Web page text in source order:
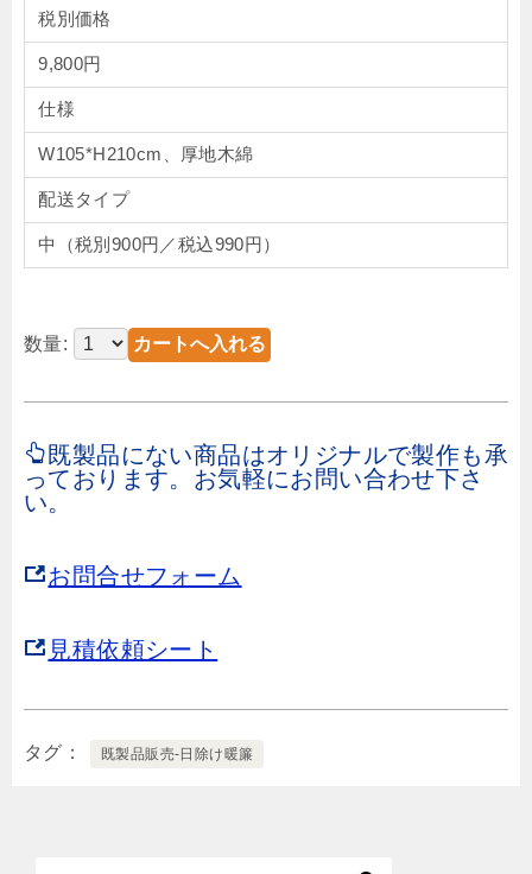
税別価格
9,800円
仕様
W105*H210cm、厚地木綿
配送タイプ
中（税別900円／税込990円）
数量:
既製品にない商品はオリジナルで製作も承
っております。お気軽にお問い合わせ下さ
い。
お問合せフォーム
見積依頼シート
タグ 既製品販売-日除け暖簾